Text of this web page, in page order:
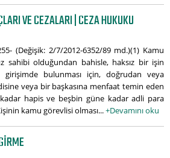
VE CEZALARI | CEZA HUKUKU
(Değişik: 2/7/2012-6352/89 md.)(1) Kamu
sahibi olduğundan bahisle, haksız bir işin
girişimde bulunması için, doğrudan veya
veya bir başkasına menfaat temin eden
hapis ve beşbin güne kadar adli para
kamu görevlisi olması...+Devamını oku